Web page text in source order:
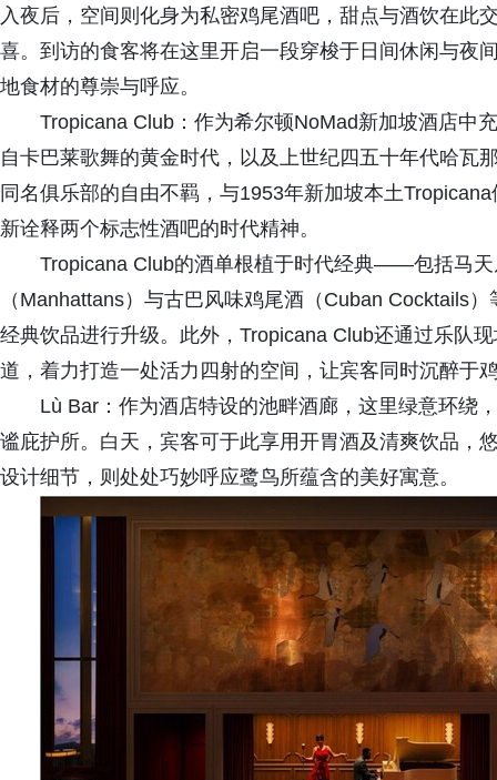
入夜后，空间则化身为私密鸡尾酒吧，甜点与酒饮在此
喜。到访的食客将在这里开启一段穿梭于日间休闲与夜
地食材的尊崇与呼应。
Tropicana Club：作为希尔顿NoMad新加坡酒店中
自卡巴莱歌舞的黄金时代，以及上世纪四五十年代哈瓦
同名俱乐部的自由不羁，与1953年新加坡本土
新诠释两个标志性酒吧的时代精神。
Tropicana Club的酒单根植于时代经典——包括马
（Manhattans）与古巴风味鸡尾酒（Cuban Cocktails
经典饮品进行升级。此外，Tropicana Club还通过乐队
道，着力打造一处活力四射的空间，让宾客同时沉醉于
Lù Bar：作为酒店特设的池畔酒廊，这里绿意环绕
谧庇护所。白天，宾客可于此享用开胃酒及清爽饮品，
设计细节，则处处巧妙呼应鹭鸟所蕴含的美好寓意。